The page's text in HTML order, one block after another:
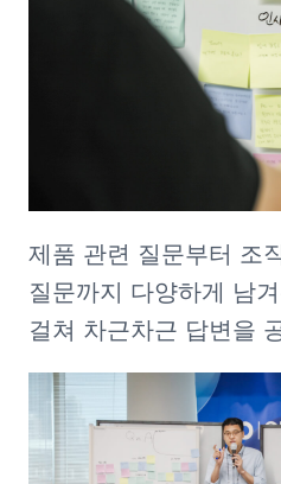
제품 관련 질문부터 조
질문까지 다양하게 남
걸쳐 차근차근 답변을